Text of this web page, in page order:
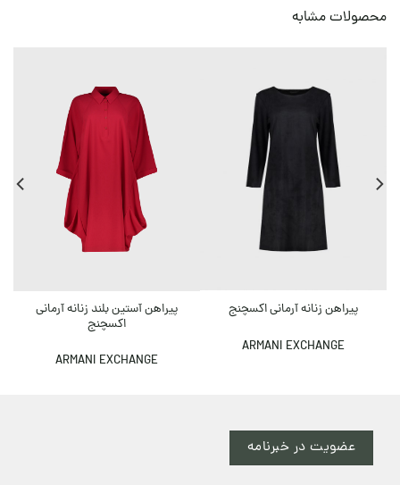
محصولات مشابه
پیراهن زنانه آرمانی اکسچنج
ARMANI EXCHANGE
پیراهن آستین بلند زنانه آرمانی
اکسچنج
ARMANI EXCHANGE
عضویت در خبرنامه